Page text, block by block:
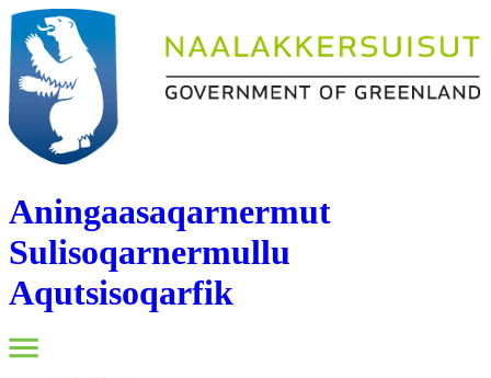
Aningaasaqarnermut
Sulisoqarnermullu
Aqutsisoqarfik